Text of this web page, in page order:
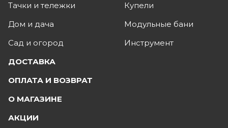
Тачки и тележки
Дом и дача
Сад и огород
Купели
Модульные бани
Инструмент
ДОСТАВКА
ОПЛАТА И ВОЗВРАТ
О МАГАЗИНЕ
АКЦИИ